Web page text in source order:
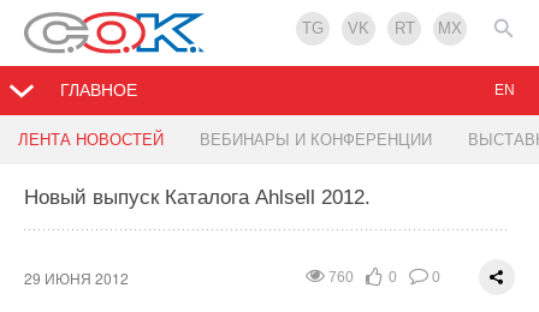
TG VK RT MX
ГЛАВНОЕ
ЛЕНТА НОВОСТЕЙ ВЕБИНАРЫ И КОНФЕРЕНЦИИ
EN
Новый выпуск Каталога Ahlsell 2012.
760 0 0
29 ИЮНЯ 2012
Запорожье лучшее в Украине по
1077 0 0
28 ИЮНЯ 2012
В рамках конкурса, проведенного ЕС ПРООН Запорожская
Новая версия программы LessarVentilation
999
27 ИЮНЯ 2012
вентиляционных агрегатов LessarVentilation 3.1.0. В